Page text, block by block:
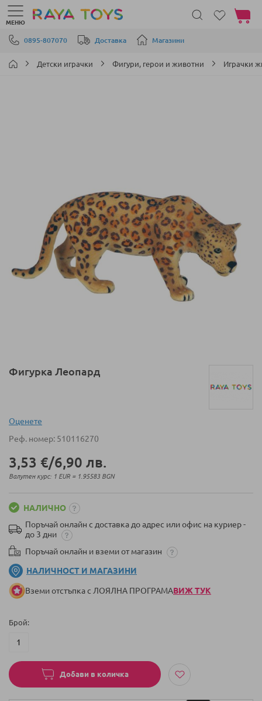
Прескачане към съдържанието
0895-807070 Доставка Магазини
МЕНЮ
Моята
Детски играчки Фигури, герои и животни Играчки
Преминете
галерия
снимки
Фигурка Леопард
Оценeте
Реф. номер 510116270
3,53 €/6,90 лв.
Валутен курс: 1 EUR = 1.95583 BGN
НАЛИЧНО
Поръчай онлайн с доставка до адрес или офис на куриер -
до 3 дни
Поръчай онлайн и вземи от магазин
НАЛИЧНОСТ И МАГАЗИНИ
Вземи отстъпка с ЛОЯЛНА ПРОГРАМАВИЖ ТУК
Брой
Добави в количка